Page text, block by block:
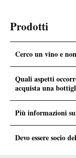
Prodotti
Cerco un vino e
Quali aspetti
acquista una
Più informazioni
Devo essere socio